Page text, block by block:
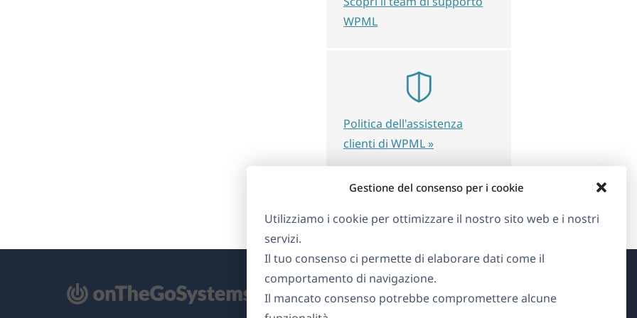
Gestione del consenso per i cookie
Utilizziamo i cookie per ottimizzare il nostro sito web e i nostri
servizi.
Il tuo consenso ci permette di elaborare dati come il
comportamento di navigazione.
Il mancato consenso potrebbe compromettere alcune
WPML
Politica dell'assistenza
clienti di WPML »
Informazioni su WPML